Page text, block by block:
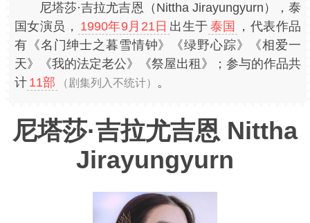
尼塔莎·吉拉尤吉恩（Nittha Jirayungyurn），泰
国女演员， 1990年9月21日 出生于 泰国
，代表作品
有《名门绅士之暮雪情钟》《绿野心踪》《相爱一
天》《我的法定老公》《祭屋出租》；参与的作品共
计 11部 （剧集列入不统计） 。
尼塔莎·吉拉尤吉恩 Nittha
Jirayungyurn